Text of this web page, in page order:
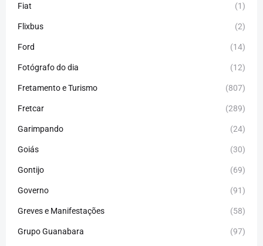
Fiat (1)
Flixbus (2)
Ford (14)
Fotógrafo do dia (12)
Fretamento e Turismo (807)
Fretcar (289)
Garimpando (24)
Goiás (30)
Gontijo (69)
Governo (91)
Greves e Manifestações (58)
Grupo Guanabara (97)